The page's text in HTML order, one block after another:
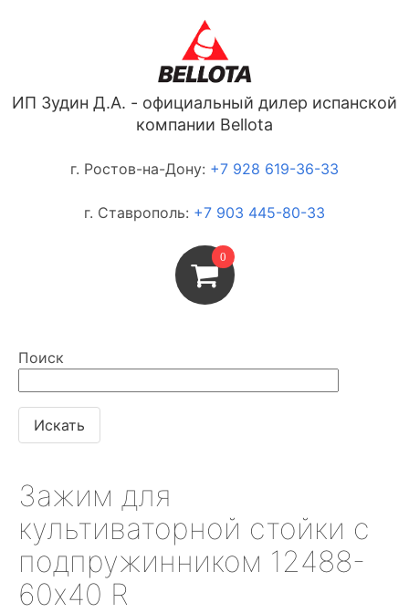
ИП Зудин Д.А. - официальный дилер испанской
компании Bellota
г. Ростов-на-Дону: +7 928 619-36-33
г. Ставрополь: +7 903 445-80-33
0
Поиск
Зажим для
культиваторной стойки с
подпружинником 12488-
60х40 R